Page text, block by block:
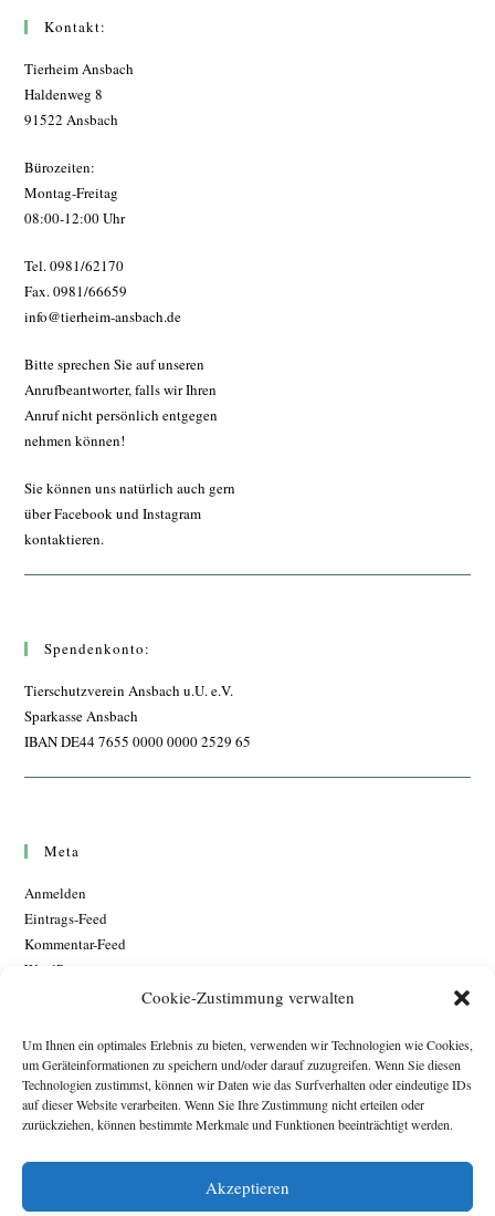
Cookie-Zustimmung verwalten
Um Ihnen ein optimales Erlebnis zu bieten, verwenden wir Technologien wie Cookies,
um Geräteinformationen zu speichern und/oder darauf zuzugreifen. Wenn Sie diesen
Technologien zustimmst, können wir Daten wie das Surfverhalten oder eindeutige IDs
auf dieser Website verarbeiten. Wenn Sie Ihre Zustimmung nicht erteilen oder
zurückziehen, können bestimmte Merkmale und Funktionen beeinträchtigt werden.
Akzeptieren
Kontakt:
Tierheim Ansbach
Haldenweg 8
91522 Ansbach
Bürozeiten:
Montag-Freitag
08:00-12:00 Uhr
Tel. 0981/62170
Fax. 0981/66659
info@tierheim-ansbach.de
Bitte sprechen Sie auf unseren
Anrufbeantworter, falls wir Ihren
Anruf nicht persönlich entgegen
nehmen können!
Sie können uns natürlich auch gern
über Facebook und Instagram
kontaktieren.
Spendenkonto:
Tierschutzverein Ansbach u.U. e.V.
Sparkasse Ansbach
IBAN DE44 7655 0000 0000 2529 65
Meta
Anmelden
Eintrags-Feed
Kommentar-Feed
WordPress.org